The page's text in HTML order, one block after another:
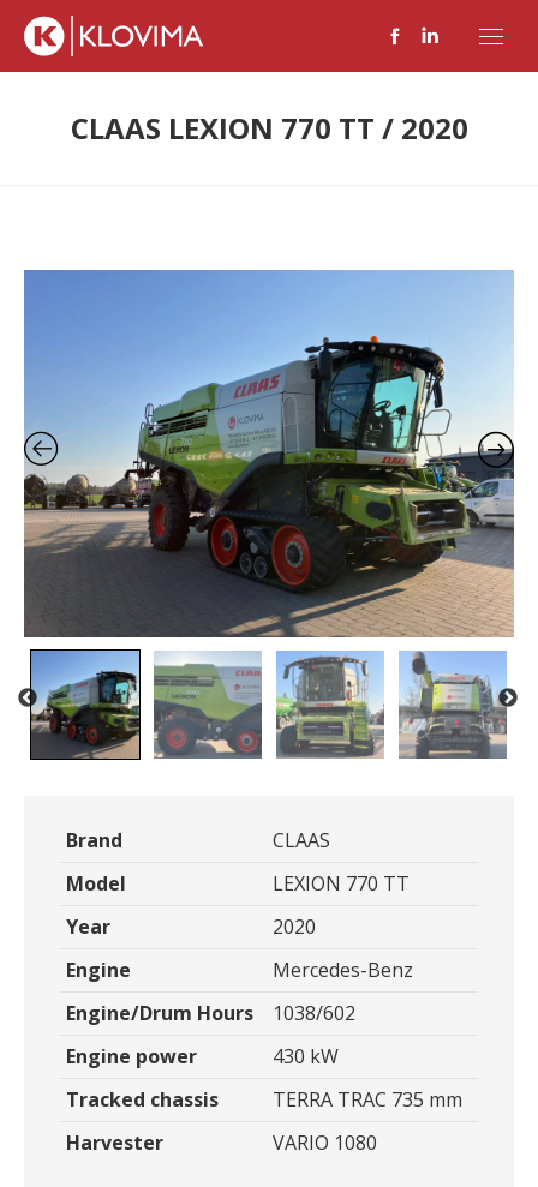
Facebook
page
in
Linkedin
page
in
CLAAS LEXION 770 TT / 2020
Brand
CLAAS
Model
LEXION 770 TT
Year
2020
Engine
Mercedes-Benz
Engine/Drum Hours
1038/602
Engine power
430 kW
Tracked chassis
TERRA TRAC 735 mm
Harvester
VARIO 1080